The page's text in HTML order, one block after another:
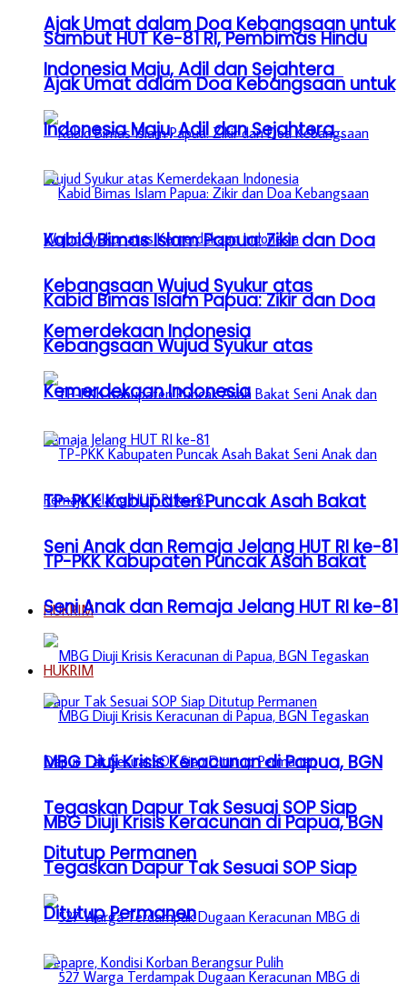
Ajak Umat dalam Doa Kebangsaan untuk
Indonesia Maju, Adil dan Sejahtera
Kabid Bimas Islam Papua: Zikir dan Doa
Kebangsaan Wujud Syukur atas
Kemerdekaan Indonesia
TP-PKK Kabupaten Puncak Asah Bakat
Seni Anak dan Remaja Jelang HUT RI ke-81
HUKRIM
MBG Diuji Krisis Keracunan di Papua, BGN
Tegaskan Dapur Tak Sesuai SOP Siap
Ditutup Permanen
Sambut HUT Ke-81 RI, Pembimas Hindu
Ajak Umat dalam Doa Kebangsaan untuk
Indonesia Maju, Adil dan Sejahtera
Kabid Bimas Islam Papua: Zikir dan Doa
Kebangsaan Wujud Syukur atas
Kemerdekaan Indonesia
TP-PKK Kabupaten Puncak Asah Bakat
Seni Anak dan Remaja Jelang HUT RI ke-81
HUKRIM
MBG Diuji Krisis Keracunan di Papua, BGN
Tegaskan Dapur Tak Sesuai SOP Siap
Ditutup Permanen